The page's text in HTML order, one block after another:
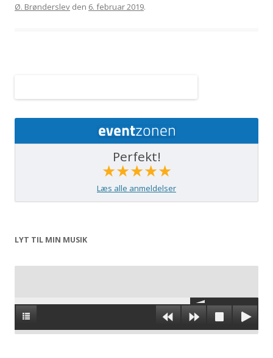
Ø. Brønderslev den 6. februar 2019.
Perfekt!
★★★★★
Læs alle anmeldelser
LYT TIL MIN MUSIK